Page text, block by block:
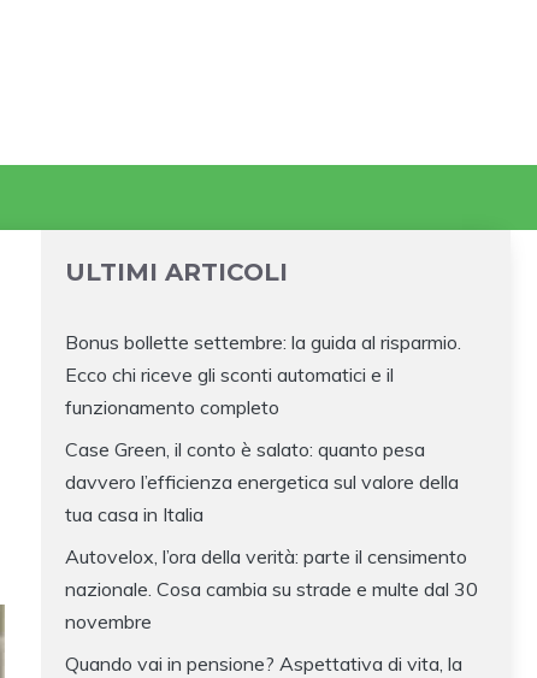
ULTIMI ARTICOLI
Bonus bollette settembre: la guida al risparmio.
Ecco chi riceve gli sconti automatici e il
funzionamento completo
Case Green, il conto è salato: quanto pesa
davvero l’efficienza energetica sul valore della
tua casa in Italia
Autovelox, l’ora della verità: parte il censimento
nazionale. Cosa cambia su strade e multe dal 30
novembre
Quando vai in pensione? Aspettativa di vita, la